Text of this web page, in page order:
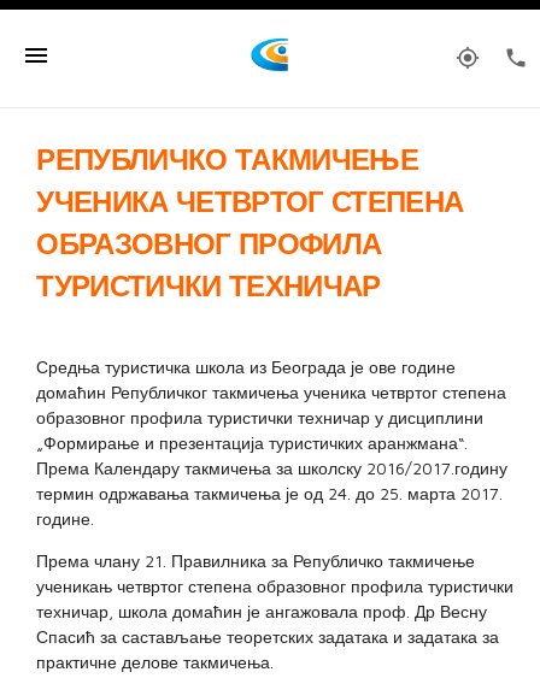
menu my_location phone
РЕПУБЛИЧКО ТАКМИЧЕЊЕ
УЧЕНИКА ЧЕТВРТОГ СТЕПЕНА
ОБРАЗОВНОГ ПРОФИЛА
ТУРИСТИЧКИ ТЕХНИЧАР
Средња туристичка школа из Београда је ове године
домаћин Републичког такмичења ученика четвртог степена
образовног профила туристички техничар у дисциплини
„Формирање и презентација туристичких аранжмана“.
Према Календару такмичења за школску 2016/2017.годину
термин одржавања такмичења је од 24. до 25. марта 2017.
године.
Према члану 21. Правилника за Републичко такмичење
ученикањ четвртог степена образовног профила туристички
техничар, школа домаћин је ангажовала проф. Др Весну
Спасић за састављање теоретских задатака и задатака за
практичне делове такмичења.